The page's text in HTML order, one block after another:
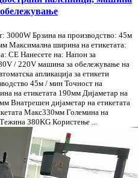
обележување
3000W Брзина на производство: 45м
Максимална ширина на етикетата:
CE Нанесете на: Напон за
/ 220V машина за обележување на
апликација за етикети
45м / мин Точност на
на етикетата 190мм Дијаметар на
Внатрешен дијаметар на етикетата
Макс330мм Големина на
380KG Користење ...